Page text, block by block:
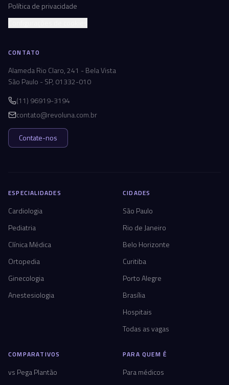
Política de privacidade
CONTATO
Alameda Rio Claro, 241 - Bela Vista
São Paulo - SP, 01332-010
(11) 96919-3194
contato@revoluna.com.br
Contate-nos
ESPECIALIDADES
Cardiologia
Pediatria
Clínica Médica
Ortopedia
Ginecologia
Anestesiologia
CIDADES
São Paulo
Rio de Janeiro
Belo Horizonte
Curitiba
Porto Alegre
Brasília
Hospitais
Todas as vagas
COMPARATIVOS
vs Pega Plantão
PARA QUEM É
Para médicos